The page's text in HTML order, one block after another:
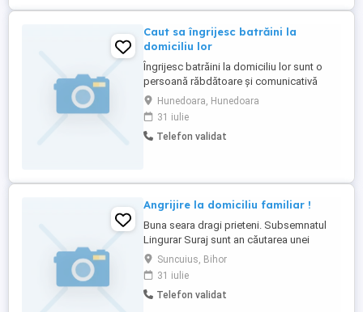
Caut sa îngrijesc batrăini la
domiciliu lor
Îngrijesc batrăini la domiciliu lor sunt o
persoană răbdătoare și comunicativă
doar pe Hunedoara este anunțul
Hunedoara, Hunedoara
31 iulie
Telefon validat
Angrijire la domiciliu familiar !
Buna seara dragi prieteni. Subsemnatul
Lingurar Suraj sunt an căutarea unei
persoane de gen feminin care ar fii de-a
cord sa fie angajată cu carte de muncă
legal pentru a angriji o persoană cu
probleme medicale locomotorii imobilizat
Suncuius, Bihor
31 iulie
Telefon validat